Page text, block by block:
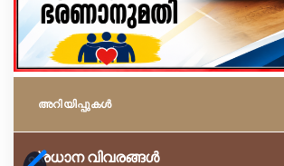
അറിയിപ്പുകള്‍
പ്രധാന വിവരങ്ങൾ